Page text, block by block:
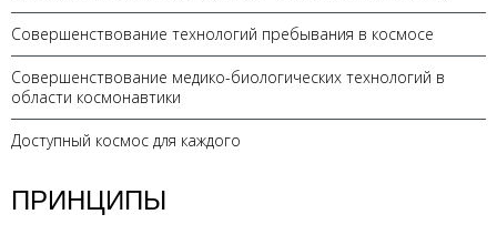
Совершенствование технологий пребывания в космосе
Совершенствование медико-биологических технологий в
области космонавтики
Доступный космос для каждого
ПРИНЦИПЫ